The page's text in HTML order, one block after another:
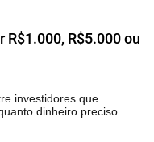
R$5.000 ou
investidores que
dinheiro preciso